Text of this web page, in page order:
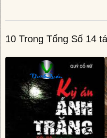
10 Trong Tổng Số 14